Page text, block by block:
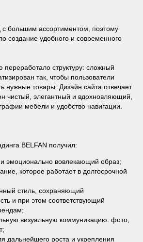
с большим ассортиментом, поэтому
создание удобного и современного
переработало структуру: сложный
так, чтобы пользователи
нужные товары. Дизайн сайта отвечает
чистый, элегантный и вдохновляющий,
мебели и удобство навигации.
BELFAN получил:
эмоционально вовлекающий образ;
которое работает в долгосрочной
стиль, сохраняющий
и при этом соответствующий
визуальную коммуникацию: фото,
дальнейшего роста и укрепления